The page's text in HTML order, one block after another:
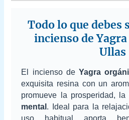
Todo lo que debes
incienso de
Ullas
El incienso de Yagra
exquisita resina con un
promueve la prosperidad,
mental . Ideal para la
uso habitual aporta